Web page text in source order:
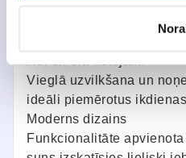
Ūdensizturīgi un elpojoši
Aizsargā pret mitrumu,
Vieglā uzvilkšana un
ideāli piemērotus
Moderns dizains
Funkcionalitāte